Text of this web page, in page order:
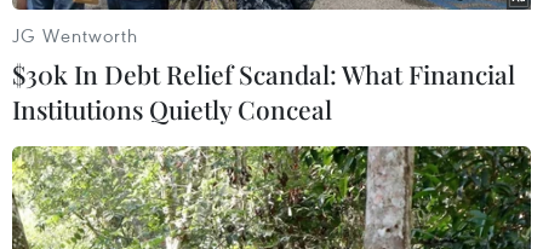
Máy bay thăng quân sự Surion của Hàn Quốc trong chuyến bay
JG Wentworth
$30k In Debt Relief Scandal: What Financial
Institutions Quietly Conceal